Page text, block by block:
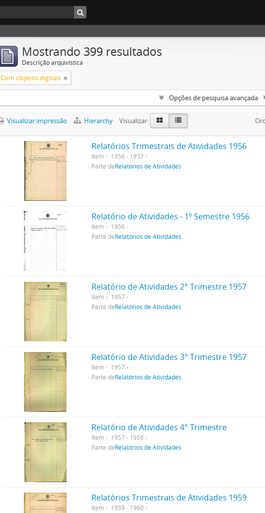
Mostrando 399 resultados
Descrição arquivística
Com objetos digitais
Opções de pesquisa avançada
Visualizar impressão Hierarchy Visualizar:
Relatórios Trimestrais de Atividades 1956
Item
1956 - 1957
Parte deRelatórios de Atividades
Relatório de Atividades - 1º Semestre 1956
Item
1956
Parte deRelatórios de Atividades
Relatório de Atividades 2° Trimestre 1957
Item
1957
Parte deRelatórios de Atividades
Relatório de Atividades 3° Trimestre 1957
Item
1957
Parte deRelatórios de Atividades
Relatório de Atividades 4° Trimestre
Item
1957 - 1958
Parte deRelatórios de Atividades
Relatórios Trimestrais de Atividades 1959
Item
1959 - 1960